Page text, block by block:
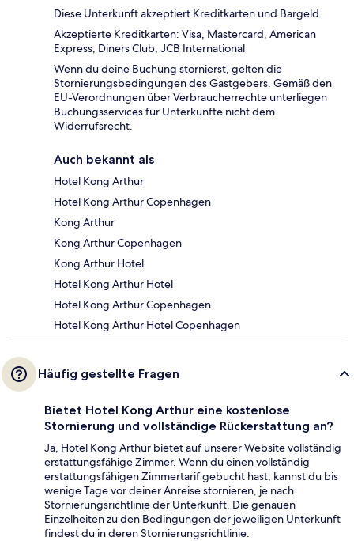
Diese Unterkunft akzeptiert Kreditkarten und Bargeld.
Akzeptierte Kreditkarten: Visa, Mastercard, American
Express, Diners Club, JCB International
Wenn du deine Buchung stornierst, gelten die
Stornierungsbedingungen des Gastgebers. Gemäß den
EU-Verordnungen über Verbraucherrechte unterliegen
Buchungsservices für Unterkünfte nicht dem
Widerrufsrecht.
Auch bekannt als
Hotel Kong Arthur
Hotel Kong Arthur Copenhagen
Kong Arthur
Kong Arthur Copenhagen
Kong Arthur Hotel
Hotel Kong Arthur Hotel
Hotel Kong Arthur Copenhagen
Hotel Kong Arthur Hotel Copenhagen
Häufig gestellte Fragen
Bietet Hotel Kong Arthur eine kostenlose
Stornierung und vollständige Rückerstattung an?
Ja, Hotel Kong Arthur bietet auf unserer Website vollständig
erstattungsfähige Zimmer. Wenn du einen vollständig
erstattungsfähigen Zimmertarif gebucht hast, kannst du bis
wenige Tage vor deiner Anreise stornieren, je nach
Stornierungsrichtlinie der Unterkunft. Die genauen
Einzelheiten zu den Bedingungen der jeweiligen Unterkunft
findest du in deren Stornierungsrichtlinie.